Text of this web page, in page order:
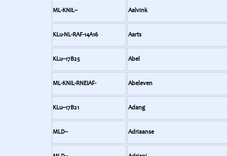
ML-KNIL-- Aalvink
KLu-NL-RAF-14A16 Aarts
KLu--17B25 Abel
ML-KNIL-RNEIAF- Abeleven
KLu--17B21 Adang
MLD-- Adriaanse